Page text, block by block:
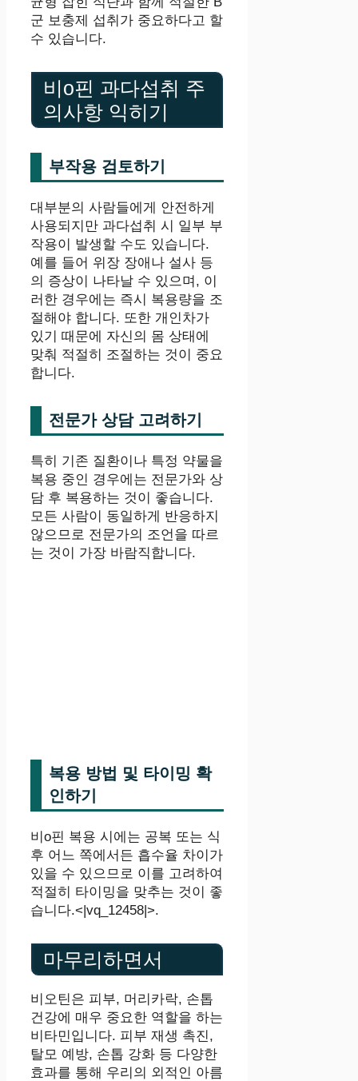
군 보충제 섭취가 중요하다고 할
수 있습니다.
비o핀 과다섭취 주
의사항 익히기
부작용 검토하기
대부분의 사람들에게 안전하게
사용되지만 과다섭취 시 일부 부
작용이 발생할 수도 있습니다.
예를 들어 위장 장애나 설사 등
의 증상이 나타날 수 있으며, 이
러한 경우에는 즉시 복용량을 조
절해야 합니다. 또한 개인차가
있기 때문에 자신의 몸 상태에
맞춰 적절히 조절하는 것이 중요
합니다.
전문가 상담 고려하기
특히 기존 질환이나 특정 약물을
복용 중인 경우에는 전문가와 상
담 후 복용하는 것이 좋습니다.
모든 사람이 동일하게 반응하지
않으므로 전문가의 조언을 따르
는 것이 가장 바람직합니다.
복용 방법 및 타이밍 확
인하기
비o핀 복용 시에는 공복 또는 식
후 어느 쪽에서든 흡수율 차이가
있을 수 있으므로 이를 고려하여
적절히 타이밍을 맞추는 것이 좋
습니다.<|vq_12458|>.
마무리하면서
비오틴은 피부, 머리카락, 손톱
건강에 매우 중요한 역할을 하는
비타민입니다. 피부 재생 촉진,
탈모 예방, 손톱 강화 등 다양한
효과를 통해 우리의 외적인 아름